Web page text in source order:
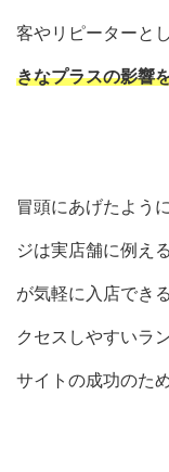
客やリピーターと
きなプラスの影響
冒頭にあげたよう
ジは実店舗に例え
が気軽に入店でき
クセスしやすいラ
サイトの成功のた